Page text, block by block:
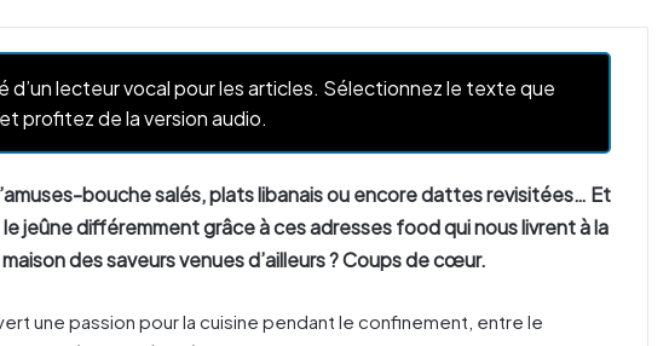
d’un lecteur vocal pour les articles. Sélectionnez le texte que
profitez de la version audio.
bouche salés, plats libanais ou encore dattes revisitées… Et
le jeûne différemment grâce à ces adresses food qui nous livrent à la
maison des saveurs venues d’ailleurs ? Coups de cœur.
une passion pour la cuisine pendant le confinement, entre le